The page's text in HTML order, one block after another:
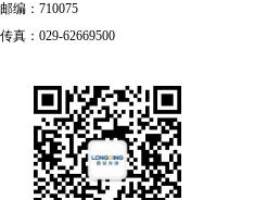
邮编：710075
传真：029-62669500